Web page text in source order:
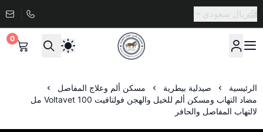
ريال سعودي
صيدلية طموح الخيال البيطرية
0
الرئيسية صيدلية بيطرية
مسكن ألم وعلاج المفاصل
مضاد التهاب ومسكن ألم للخيل والهجن فولتافيت Voltavet 100 مل
لالتهاب المفاصل والحافر